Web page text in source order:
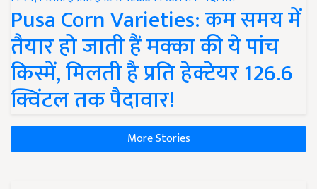
Pusa Corn Varieties: कम समय में
तैयार हो जाती हैं मक्का की ये पांच
किस्में, मिलती है प्रति हेक्टेयर 126.6
क्विंटल तक पैदावार!
More Stories